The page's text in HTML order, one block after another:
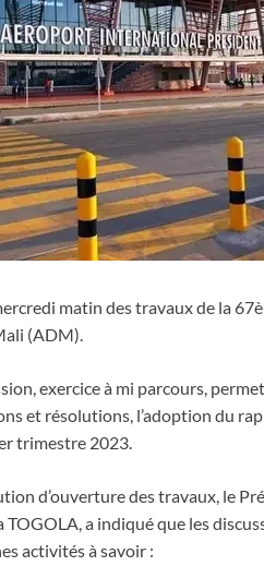
matin des travaux de la
(ADM).
exercice à mi parcours,
et résolutions, l’adoption du
trimestre 2023.
d’ouverture des travaux, le
TOGOLA, a indiqué que les
activités à savoir :